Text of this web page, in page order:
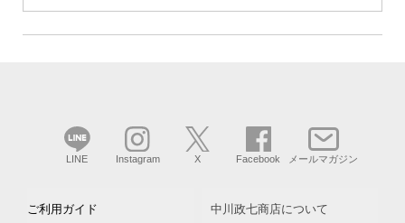
LINE Instagram X Facebook メールマガジン
ご利用ガイド 中川政七商店について